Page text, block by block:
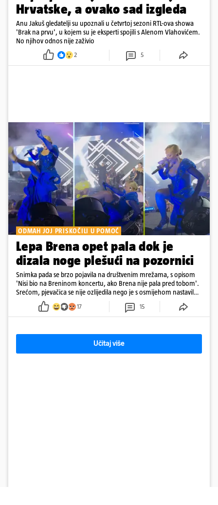
Hrvatske, a ovako sad izgleda
Anu Jakuš gledatelji su upoznali u četvrtoj sezoni RTL-ova showa
'Brak na prvu', u kojem su je eksperti spojili s Alenom Vlahovićem.
No njihov odnos nije zaživio
2 5
ODMAH JOJ PRISKOČILI U POMOĆ
Lepa Brena opet pala dok je
dizala noge plešući na pozornici
Snimka pada se brzo pojavila na društvenim mrežama, s opisom
'Nisi bio na Breninom koncertu, ako Brena nije pala pred tobom'.
Srećom, pjevačica se nije ozlijedila nego je s osmijehom nastavila
17 15
Učitaj više